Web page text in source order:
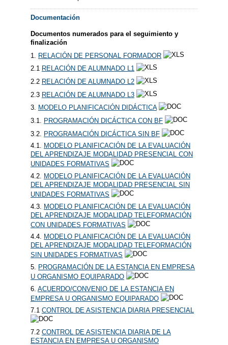
Documentación
Documentos numerados para el seguimiento y
finalización
1.
RELACIÓN DE PERSONAL FORMADOR
2.1 RELACIÓN DE ALUMNADO L1
2.2 RELACIÓN DE ALUMNADO L2
2.3 RELACIÓN DE ALUMNADO L3
3. MODELO PLANIFICACIÓN DIDÁCTICA
3.1. PROGRAMACIÓN DICÁCTICA CON BF
3.2.
PROGRAMACIÓN DICÁCTICA SIN BF
4.1. MODELO PLANIFICACIÓN DE LA EVALUACIÓN
DEL APRENDIZAJE MODALIDAD PRESENCIAL CON
UNIDADES FORMATIVAS
4.2.
MODELO PLANIFICACIÓN DE LA EVALUACIÓN
DEL APRENDIZAJE MODALIDAD PRESENCIAL SIN
UNIDADES FORMATIVAS
4.3. MODELO PLANIFICACIÓN DE LA EVALUACIÓN
DEL APRENDIZAJE MODALIDAD TELEFORMACIÓN
CON UNIDADES FORMATIVAS
4.4. MODELO PLANIFICACIÓN DE LA EVALUACIÓN
DEL APRENDIZAJE MODALIDAD TELEFORMACIÓN
SIN UNIDADES FORMATIVAS
5.
PROGRAMACIÓN DE LA ESTANCIA EN EMPRESA
U ORGANISMO EQUIPARADO
6. ACUERDO/CONVENIO DE LA ESTANCIA EN
EMPRESA U ORGANISMO EQUIPARADO
7.1 CONTROL DE ASISTENCIA DIARIA PRESENCIAL
7.2 CONTROL DE ASISTENCIA DIARIA DE LA
ESTANCIA EN EMPRESA U ORGANISMO